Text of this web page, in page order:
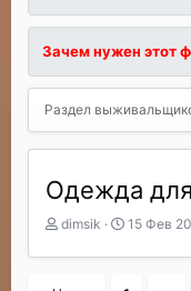
Зачем нужен этот
Раздел
Одежда
А
т
dimsik
Д
т
15 Фев